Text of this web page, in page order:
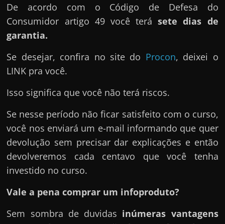
De acordo com o Código de Defesa do
Consumidor artigo 49 você terásete dias de
garantia.
Se desejar, confira no site do Procon, deixei o
LINK pra você.
Isso significa que você não terá riscos.
Se nesse período não ficar satisfeito com o curso,
você nos enviará um e-mail informando que quer
devolução sem precisar dar explicações e então
devolveremos cada centavo que você tenha
investido no curso.
Vale a pena comprar um infoproduto?
Sem sombra de duvidas inúmeras vantagens